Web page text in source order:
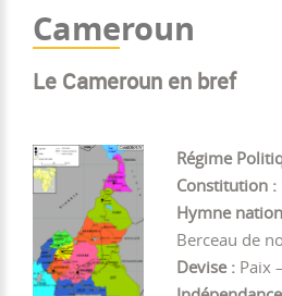
Cameroun
Le Cameroun en bref
Régime
Constitution :
Hymne
Berceau de
Devise : Paix